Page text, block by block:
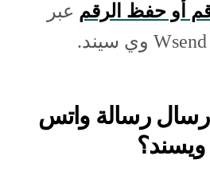
أو حفظ الرقم عبر
رسالة واتس